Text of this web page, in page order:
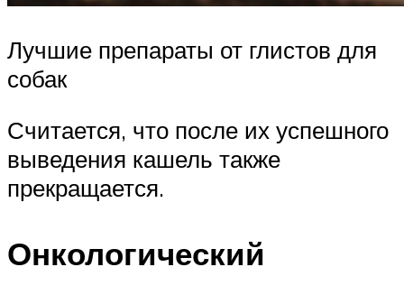
Лучшие препараты от глистов для
собак
Считается, что после их успешного
выведения кашель также
прекращается.
Онкологический